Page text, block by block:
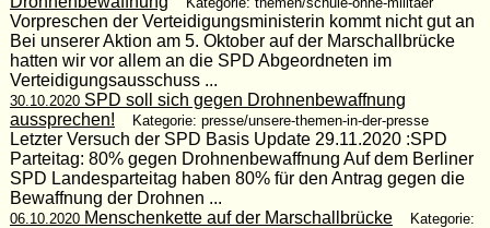
Vorpreschen der Verteidigungsministerin kommt nicht gut an
Bei unserer Aktion am 5. Oktober auf der Marschallbrücke
hatten wir vor allem an die SPD Abgeordneten im
Verteidigungsausschuss ...
30.10.2020SPD soll sich gegen Drohnenbewaffnung
aussprechen!
Kategorie: presse/unsere-themen-in-der-presse
Letzter Versuch der SPD Basis Update 29.11.2020 :SPD
Parteitag: 80% gegen Drohnenbewaffnung Auf dem Berliner
SPD Landesparteitag haben 80% für den Antrag gegen die
Bewaffnung der Drohnen ...
06.10.2020Menschenkette auf der Marschallbrücke
Kategorie: